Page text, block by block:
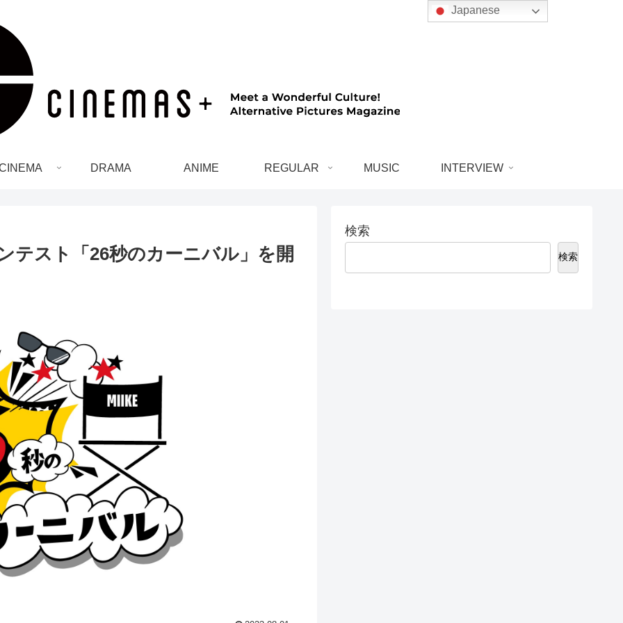
DRAMA ANIME REGULAR MUSIC INTERVIEW
テスト「26秒のカーニバル」を開
検索
検索
Japanese